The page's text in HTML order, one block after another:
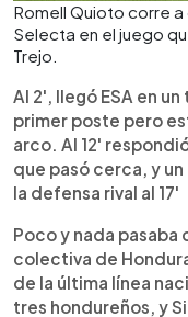
Romell Quioto corre
Selecta en el juego
Trejo.
Al 2', llegó ESA en
primer poste pero
arco. Al 12'
que pasó cerca, y
la defensa rival al 17'
Poco y nada pasaba
colectiva de
de la última línea
tres hondureños, y